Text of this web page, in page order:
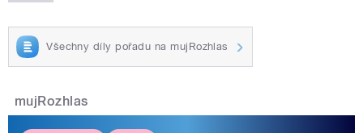
Všechny díly pořadu na mujRozhlas
mujRozhlas